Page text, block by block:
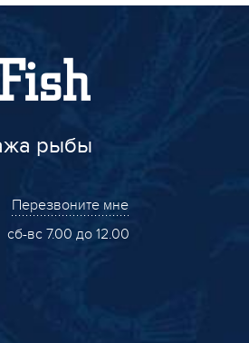
рыбы
Перезвоните мне
сб-вс 7.00 до 12.00